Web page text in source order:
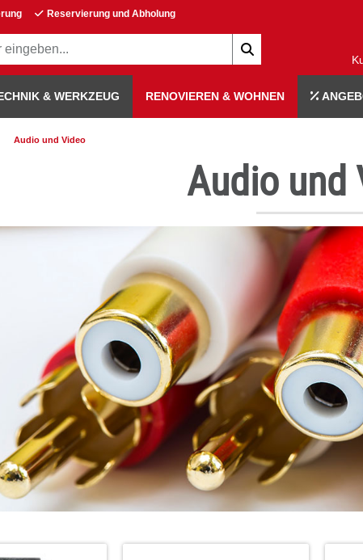
Reservierung und Abholung
& WERKZEUG RENOVIEREN & WOHNEN
Audio und Video
Audio und